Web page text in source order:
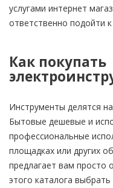
услугами интернет
ответственно подойти
Как покупать
Инструменты делятся
Бытовые дешевые и
профессиональные
площадках или других
предлагает вам просто
этого каталога